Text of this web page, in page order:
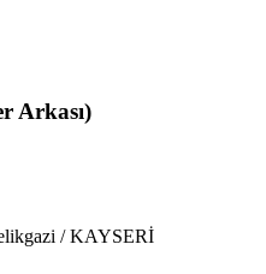
Arkası)
/ KAYSERİ